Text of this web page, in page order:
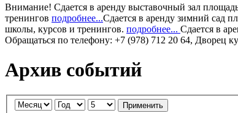
Внимание! Сдается в аренду выставочный зал
тренингов подробнее...Сдается в аренду зимний сад
школы, курсов и тренингов. подробнее... Сдается в
Обращаться по телефону: +7 (978) 712 20 64, Дворец
Архив событий
Применить